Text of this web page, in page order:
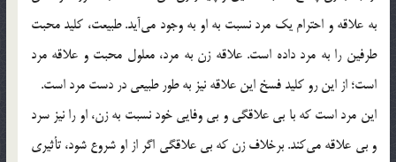
به علاقه و احترام یک مرد نسبت به او به وجود می‌آید. طبیعت، کلید محبت
طرفین را به مرد داده است. علاقه زن به مرد، معلول محبت و علاقه مرد
است؛ از این رو کلید فسخ این علاقه نیز به طور طبیعی در دست مرد است.
این مرد است که با بی علاقگی و بی وفایی خود نسبت به زن، او را نیز سرد
و بی علاقه می‌کند. برخلاف زن که بی علاقگی اگر از او شروع شود، تأثیری